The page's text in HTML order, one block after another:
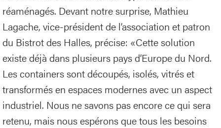
réaménagés. Devant notre surprise, Mathieu
Lagache, vice-président de l’association et patron
du Bistrot des Halles, précise: «Cette solution
existe déjà dans plusieurs pays d’Europe du Nord.
Les containers sont découpés, isolés, vitrés et
transformés en espaces modernes avec un aspect
industriel. Nous ne savons pas encore ce qui sera
retenu, mais nous espérons que tous les besoins